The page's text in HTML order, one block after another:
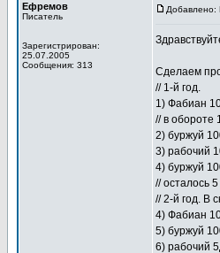
Ефремов
Писатель
Зарегистрирован:
25.07.2005
Сообщения: 313
Добавлено:
Сделаем
// 1-й год.
1) Фабиан
// в обороте
2) буржуй
3) рабочий
4) буржуй
// осталось
// 2-й год. В
4) Фабиан
5) буржуй
6) рабочий